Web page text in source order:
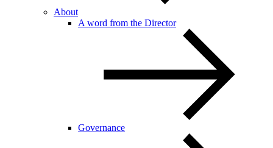
About
A word from the Director
Governance